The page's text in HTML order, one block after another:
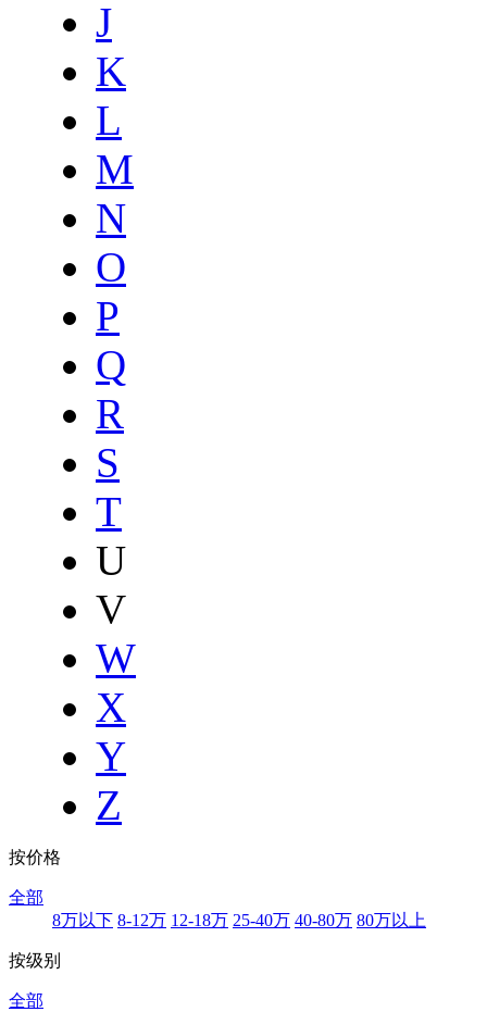
J
K
L
M
N
O
P
Q
R
S
T
U
V
W
X
Y
Z
按价格
全部
8万以下 8-12万 12-18万 25-40万 40-80万 80万以上
按级别
全部